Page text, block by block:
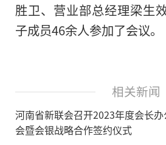
胜卫、营业部总经理梁生
子成员46余人参加了会议。
相关新闻
河南省新联会召开2023年度会长
会暨会银战略合作签约仪式